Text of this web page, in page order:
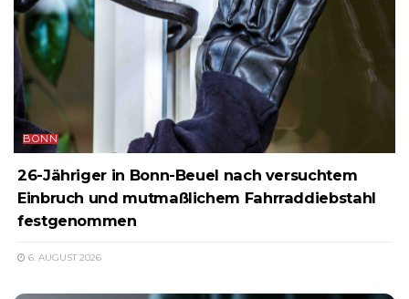
BONN
26-Jähriger in Bonn-Beuel nach versuchtem
Einbruch und mutmaßlichem Fahrraddiebstahl
festgenommen
6. AUGUST 2026